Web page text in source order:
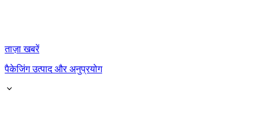
ताज़ा खबरें
पैकेजिंग उत्पाद और अनुप्रयोग